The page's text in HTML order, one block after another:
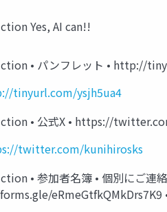
Yes, AI can!!
• パンフレット • http://
tinyurl.com/ysjh5ua4
• 公式X • https://
twitter.com/kunihirosks
• 参加者名簿 • 個別にご連
eRmeGtfkQMkDrs7K9